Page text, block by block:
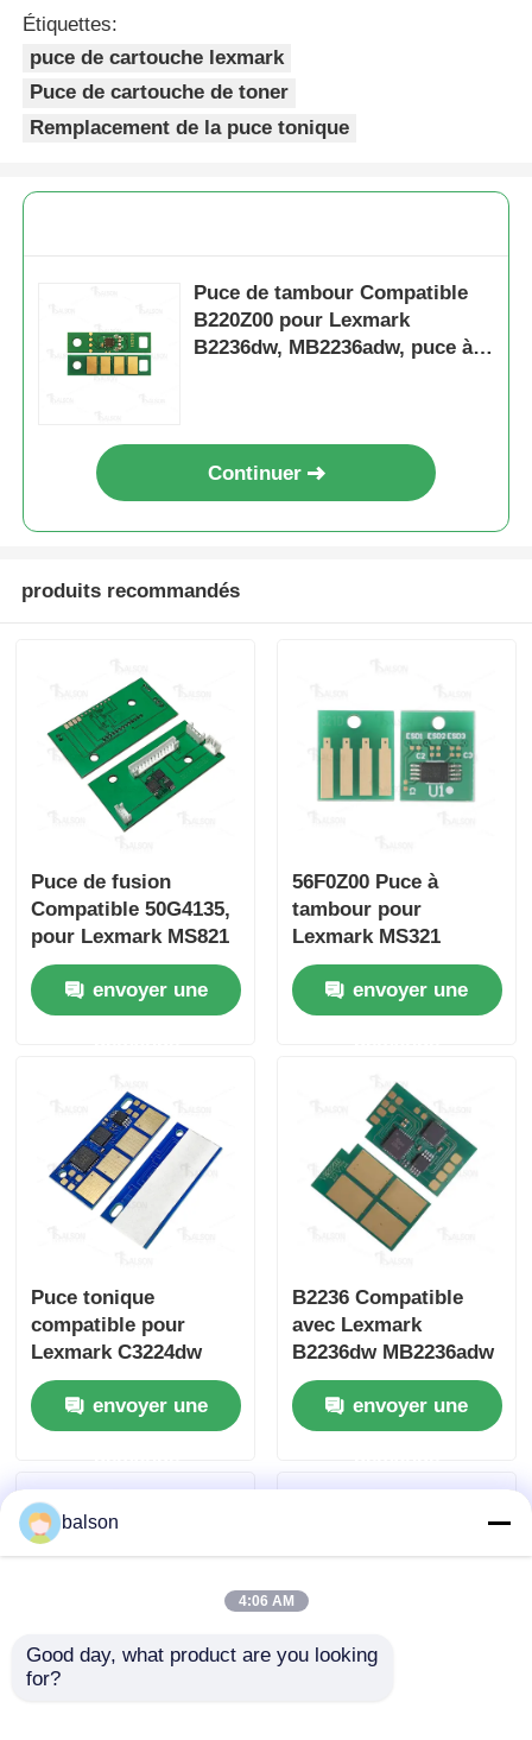
Puce de toner Xerox
Une puce de tonique Lexmark
La puce de toner Samsung
Puce de tonique Canon
Frère Toner Chip
Puce de tonifiant Minolta
Puce pointue
Parties d'imprimantes et de copistes
Unité de batterie et fusible
Étiquettes:
puce de cartouche lexmark
Puce de cartouche de toner
Remplacement de la puce tonique
Puce de tambour Compatible
B220Z00 pour Lexmark
B2236dw, MB2236adw, puce à
Continuer
produits recommandés
Puce de fusion
Compatible 50G4135,
pour Lexmark MS821
MS725 MS822 225K
pages envoyer une
56F0Z00 Puce à
tambour pour
Lexmark MS321
MX321 MX421 MS521
MX621 MB2338 Unité
à tambour B2442
envoyer une
Puce tonique
compatible pour
Lexmark C3224dw
MC3224dwe 1.5K WW
versionenvoyer une
B2236 Compatible
avec Lexmark
B2236dw MB2236adw
MB2236adwe Puce de
cartouche de toner
envoyer une
balson
4:06 AM
Good day, what product are you looking
for?